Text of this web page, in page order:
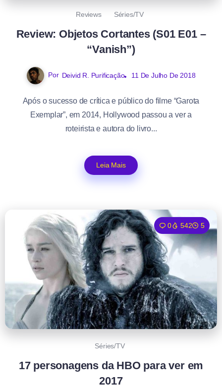
Reviews Séries/TV
Review: Objetos Cortantes (S01 E01 –
“Vanish”)
Por Deivid R. Purificação 11 De Julho De 2018
Após o sucesso de crítica e público do filme “Garota
Exemplar”, em 2014, Hollywood passou a ver a
roteirista e autora do livro...
Leia Mais
0 542 5
Séries/TV
17 personagens da HBO para ver em
2017